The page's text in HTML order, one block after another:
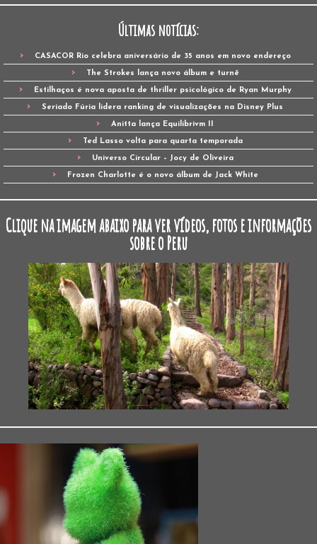
Últimas notícias:
CASACOR Rio celebra aniversário de 35 anos em novo endereço
The Strokes lança novo álbum e turnê
Estilhaços é nova aposta de thriller psicológico de Ryan Murphy
Seriado Fúria lidera ranking de visualizações na Disney Plus
Anitta lança Equilibrivm II
Ted Lasso volta para quarta temporada
Universo Circular – Jocy de Oliveira
Frozen Charlotte é o novo álbum de Jack White
Clique na imagem abaixo para ver vídeos, fotos e informações
sobre o Peru